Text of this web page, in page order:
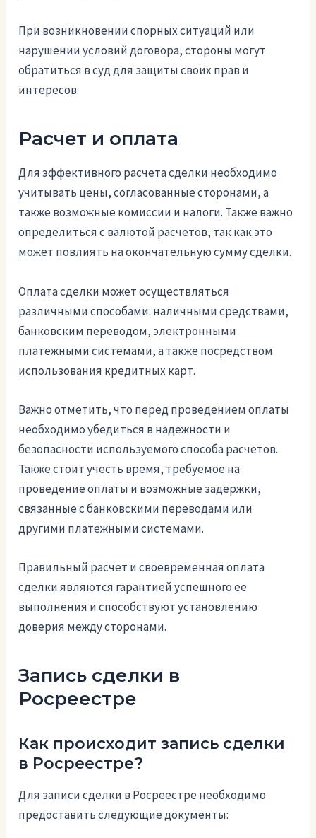
При возникновении спорных ситуаций или
нарушении условий договора, стороны могут
обратиться в суд для защиты своих прав и
интересов.
Расчет и оплата
Для эффективного расчета сделки необходимо
учитывать цены, согласованные сторонами, а
также возможные комиссии и налоги. Также важно
определиться с валютой расчетов, так как это
может повлиять на окончательную сумму сделки.
Оплата сделки может осуществляться
различными способами: наличными средствами,
банковским переводом, электронными
платежными системами, а также посредством
использования кредитных карт.
Важно отметить, что перед проведением оплаты
необходимо убедиться в надежности и
безопасности используемого способа расчетов.
Также стоит учесть время, требуемое на
проведение оплаты и возможные задержки,
связанные с банковскими переводами или
другими платежными системами.
Правильный расчет и своевременная оплата
сделки являются гарантией успешного ее
выполнения и способствуют установлению
доверия между сторонами.
Запись сделки в
Росреестре
Как происходит запись сделки
в Росреестре?
Для записи сделки в Росреестре необходимо
предоставить следующие документы: